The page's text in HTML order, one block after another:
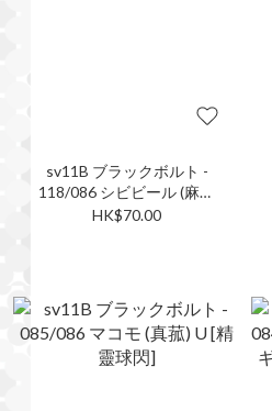
sv11B ブラックボルト -
118/086 シビビール (麻麻
鰻) AR
HK$70.00